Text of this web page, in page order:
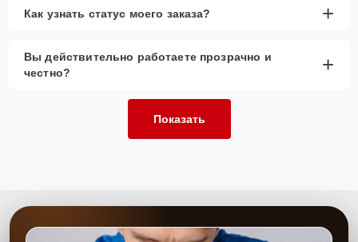
Как узнать статус моего заказа? +
Вы действительно работаете прозрачно и
честно?
+
Показать